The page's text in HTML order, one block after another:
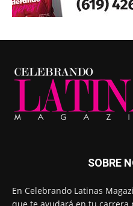
SOBRE
En Celebrando Latinas